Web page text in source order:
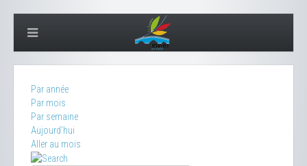
Par année
Par mois
Par semaine
Aujourd'hui
Aller au mois